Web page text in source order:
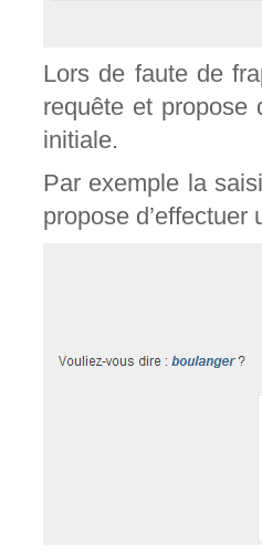
Lors de faute de
requête et propose
initiale.
Par exemple la
propose